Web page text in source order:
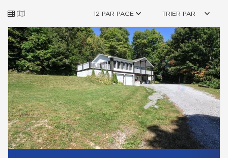
12 PAR PAGE TRIER PAR